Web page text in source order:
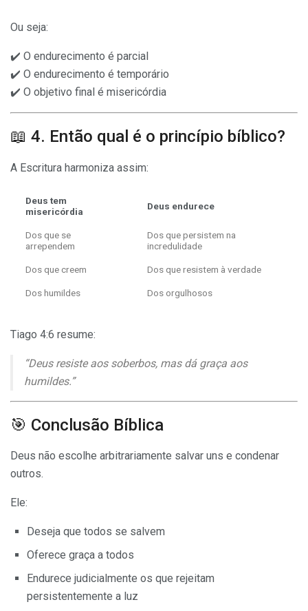
Ou seja:
✔️ O endurecimento é parcial
✔️ O endurecimento é temporário
✔️ O objetivo final é misericórdia
📖 4. Então qual é o princípio bíblico?
A Escritura harmoniza assim:
Deus tem
misericórdia
Deus endurece
Dos que se
arrependem
Dos que persistem na
incredulidade
Dos que creem Dos que resistem à verdade
Dos humildes Dos orgulhosos
Tiago 4:6 resume:
“Deus resiste aos soberbos, mas dá graça aos
humildes.”
🎯 Conclusão Bíblica
Deus não escolhe arbitrariamente salvar uns e condenar
outros.
Ele:
Deseja que todos se salvem
Oferece graça a todos
Endurece judicialmente os que rejeitam
persistentemente a luz